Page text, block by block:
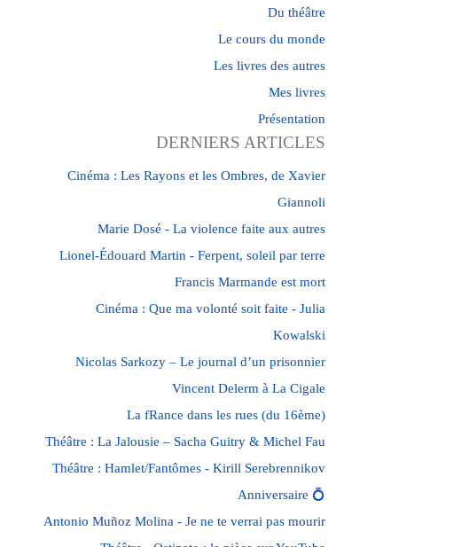
Du théâtre
Le cours du monde
Les livres des autres
Mes livres
Présentation
DERNIERS ARTICLES
Cinéma : Les Rayons et les Ombres, de Xavier
Giannoli
Marie Dosé - La violence faite aux autres
Lionel-Édouard Martin - Ferpent, soleil par terre
Francis Marmande est mort
Cinéma : Que ma volonté soit faite - Julia
Kowalski
Nicolas Sarkozy – Le journal d’un prisonnier
Vincent Delerm à La Cigale
La fRance dans les rues (du 16ème)
Théâtre : La Jalousie – Sacha Guitry & Michel Fau
Théâtre : Hamlet/Fantômes - Kirill Serebrennikov
Anniversaire 💍
Antonio Muñoz Molina - Je ne te verrai pas mourir